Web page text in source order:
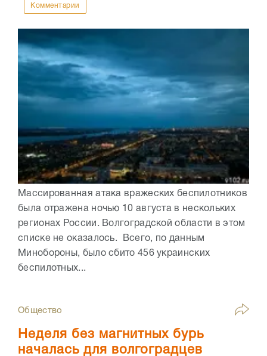
Комментарии
Массированная атака вражеских беспилотников
была отражена ночью 10 августа в нескольких
регионах России. Волгоградской области в этом
списке не оказалось. Всего, по данным
Минобороны, было сбито 456 украинских
беспилотных...
Общество
Неделя без магнитных бурь
началась для волгоградцев